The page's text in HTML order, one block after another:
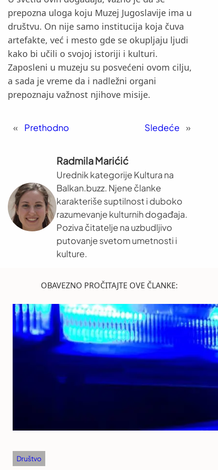
prepozna uloga koju Muzej Jugoslavije ima u
društvu. On nije samo institucija koja čuva
artefakte, već i mesto gde se okupljaju ljudi
kako bi učili o svojoj istoriji i kulturi.
Zaposleni u muzeju su posvećeni ovom cilju,
a sada je vreme da i nadležni organi
prepoznaju važnost njihove misije.
« Prethodno Sledeće »
Radmila Marićić
Urednik kategorije Kultura na
Balkan.buzz. Njene članke
karakteriše suptilnost i duboko
razumevanje kulturnih događaja.
Poziva čitatelje na uzbudljivo
putovanje svetom umetnosti i
kulture.
OBAVEZNO PROČITAJTE OVE ČLANKE:
Društvo